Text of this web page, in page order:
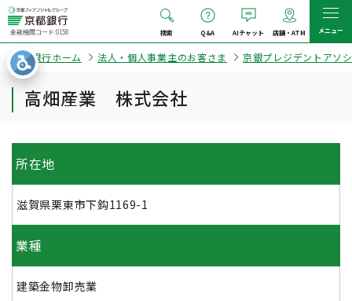
金融機関コード:0158 検索 Q&A AIチャット 店舗・ATM メニュー
京都銀行ホーム 法人・個人事業主のお客さま 京銀プレジデントアソ
高畑産業 株式会社
所在地
滋賀県栗東市下鈎1169-1
業種
建築金物卸売業